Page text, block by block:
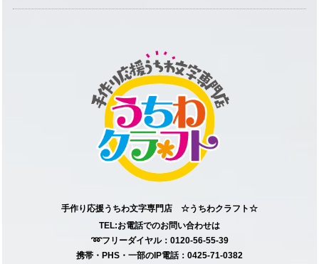
手作り応援うちわ文字専門店 ☆うちわクラフト☆
TEL:お電話でのお問い合わせは
➿フリーダイヤル：0120-56-55-39
携帯・PHS・一部のIP電話：0425-71-0382